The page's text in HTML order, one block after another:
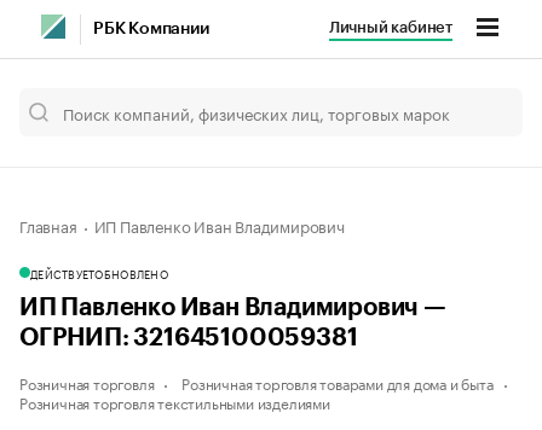
РБК Компании Личный кабинет
Главная ИП Павленко Иван Владимирович
ДЕЙСТВУЕТОБНОВЛЕНО
ИП Павленко Иван Владимирович —
ОГРНИП: 321645100059381
Розничная торговля
Розничная торговля товарами для дома и быта
Розничная торговля текстильными изделиями